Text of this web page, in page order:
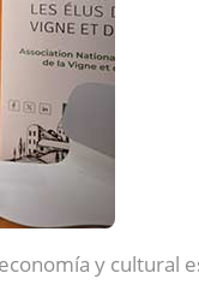
y cultural